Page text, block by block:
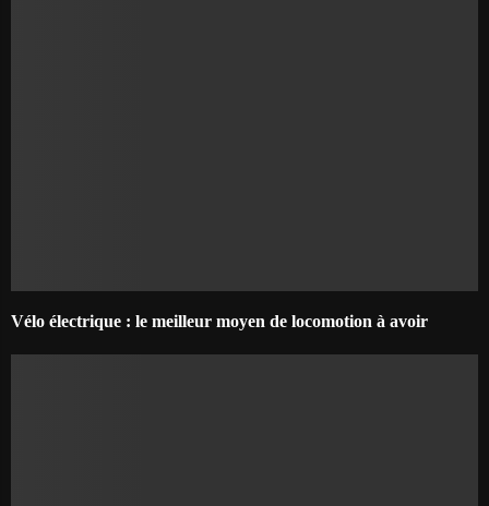
Vélo électrique : le meilleur moyen de locomotion à avoir